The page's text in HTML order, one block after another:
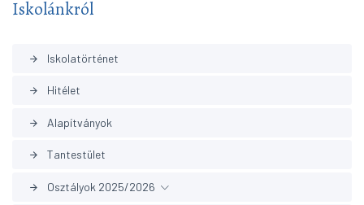
Iskolánkról
arrow_forward Iskolatörténet
arrow_forward Hitélet
arrow_forward Alapítványok
arrow_forward Tantestület
arrow_forward Osztályok 2025/2026